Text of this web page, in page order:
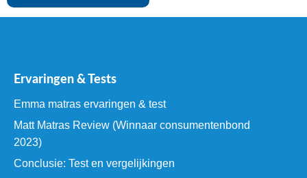
Ervaringen & Tests
Emma matras ervaringen & test
Matt Matras Review (Winnaar consumentenbond
2023)
Conclusie: Test en vergelijkingen